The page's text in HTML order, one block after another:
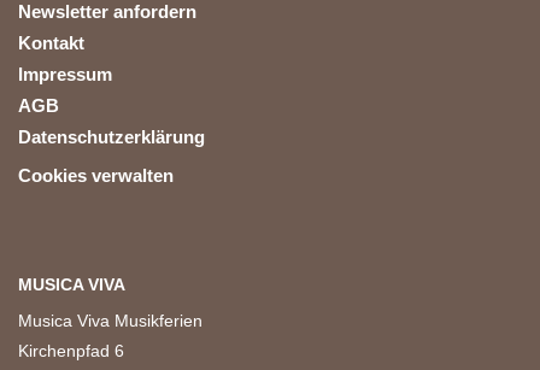
Newsletter anfordern
Kontakt
Impressum
AGB
Datenschutzerklärung
Cookies verwalten
MUSICA VIVA
Musica Viva Musikferien
Kirchenpfad 6